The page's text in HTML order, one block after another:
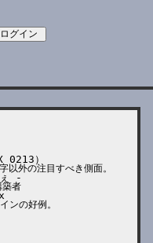
0213）
外の注目すべき側面。
-
築者
ンの好例。